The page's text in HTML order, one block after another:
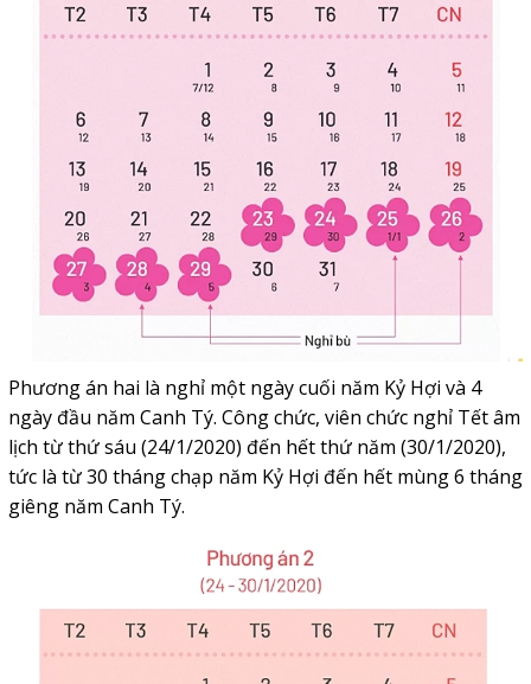
Phương án hai là nghỉ một ngày cuối năm Kỷ Hợi và 4
ngày đầu năm Canh Tý. Công chức, viên chức nghỉ Tết âm
lịch từ thứ sáu (24/1/2020) đến hết thứ năm (30/1/2020),
tức là từ 30 tháng chạp năm Kỷ Hợi đến hết mùng 6 tháng
giêng năm Canh Tý.